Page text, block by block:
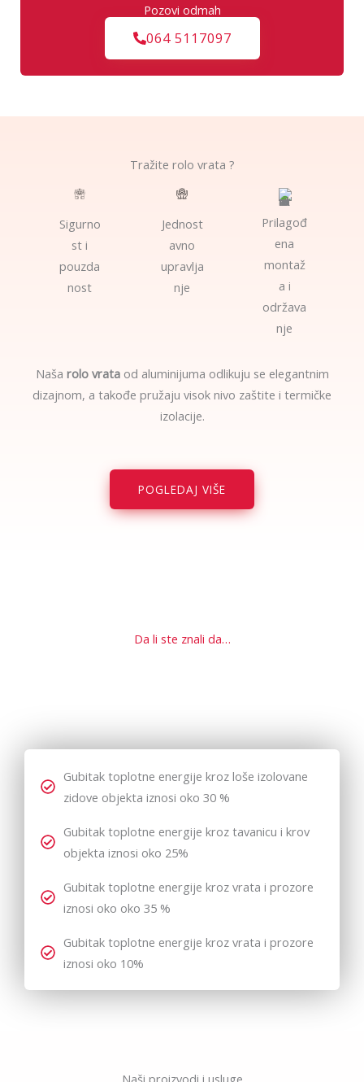
Pozovi odmah
064 5117097
Tražite rolo vrata ?
Sigurno
st i
pouzda
nost
Jednost
avno
upravlja
nje
Prilagođ
ena
montaž
a i
održava
nje
Naša rolo vrataod aluminijuma odlikuju se elegantnim
dizajnom, a takođe pružaju visok nivo zaštite i termičke
izolacije.
POGLEDAJ VIŠE
Da li ste znali da…
Gubitak toplotne energije kroz loše izolovane
zidove objekta iznosi oko 30 %
Gubitak toplotne energije kroz tavanicu i krov
objekta iznosi oko 25%
Gubitak toplotne energije kroz vrata i prozore
iznosi oko oko 35 %
Gubitak toplotne energije kroz vrata i prozore
iznosi oko 10%